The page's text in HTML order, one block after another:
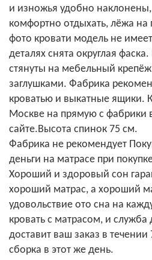
и изножья удобно наклонены,
комфортно отдыхать, лёжа
фото кровати модель не
деталях снята округлая
стянуты на мебельный
заглушками. Фабрика
кроватью и выкатные ящики.
Москве на прямую с фабрики
сайте.Высота спинок 75 см.
Фабрика не рекомендует
деньги на матрасе при
Хороший и здоровый сон
хороший матрас, а хороший
удовольствие ото сна на
кровать с матрасом, и служба
доставит ваш заказ в
сборка в этот же день.